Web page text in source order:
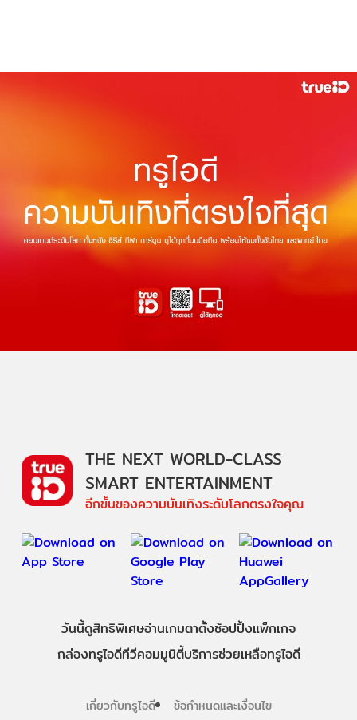
THE NEXT WORLD-CLASS
SMART ENTERTAINMENT
อีกขั้นของความบันเทิงระดับโลกตรงใจคุณ
วันนี้ดูสิทธิพิเศษอ่านเกมตาตั้งช้อปปิ้งแพ็กเกจ
กล่องทรูไอดีทีวีคอมมูนิตี้บริการช่วยเหลือทรูไอดี
เกี่ยวกับทรูไอดี ข้อกำหนดและเงื่อนไข